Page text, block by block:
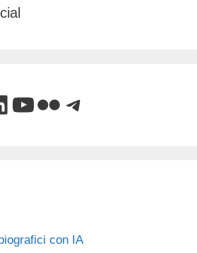
YouTube
FlickrTelegram
con IA